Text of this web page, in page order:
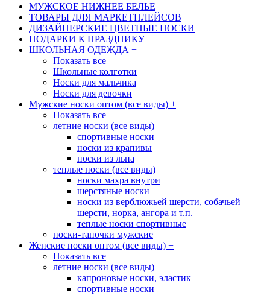
МУЖСКОЕ НИЖНЕЕ БЕЛЬЕ
ТОВАРЫ ДЛЯ МАРКЕТПЛЕЙСОВ
ДИЗАЙНЕРСКИЕ ЦВЕТНЫЕ НОСКИ
ПОДАРКИ К ПРАЗДНИКУ
ШКОЛЬНАЯ ОДЕЖДА +
Показать все
Школьные колготки
Носки для мальчика
Носки для девочки
Мужские носки оптом (все виды) +
Показать все
летние носки (все виды)
спортивные носки
носки из крапивы
носки из льна
теплые носки (все виды)
носки махра внутри
шерстяные носки
носки из верблюжьей шерсти, собачьей
шерсти, норка, ангора и т.п.
теплые носки спортивные
носки-тапочки мужские
Женские носки оптом (все виды) +
Показать все
летние носки (все виды)
капроновые носки, эластик
спортивные носки